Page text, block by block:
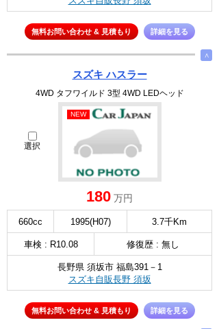
無料お問い合わせ & 見積もり 詳細を見る
∧
スズキ ハスラー
4WD タフワイルド 3型 4WD LEDヘッド
選択
NEW
180 万円
660cc 1995(H07) 3.7千Km
車検 : R10.08 修復歴 : 無し
長野県 須坂市 福島391－1
スズキ自販長野 須坂
無料お問い合わせ & 見積もり 詳細を見る